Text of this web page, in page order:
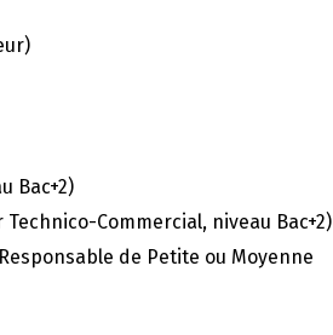
Bac+2)
Commercial, niveau Bac+2)
de Petite ou Moyenne